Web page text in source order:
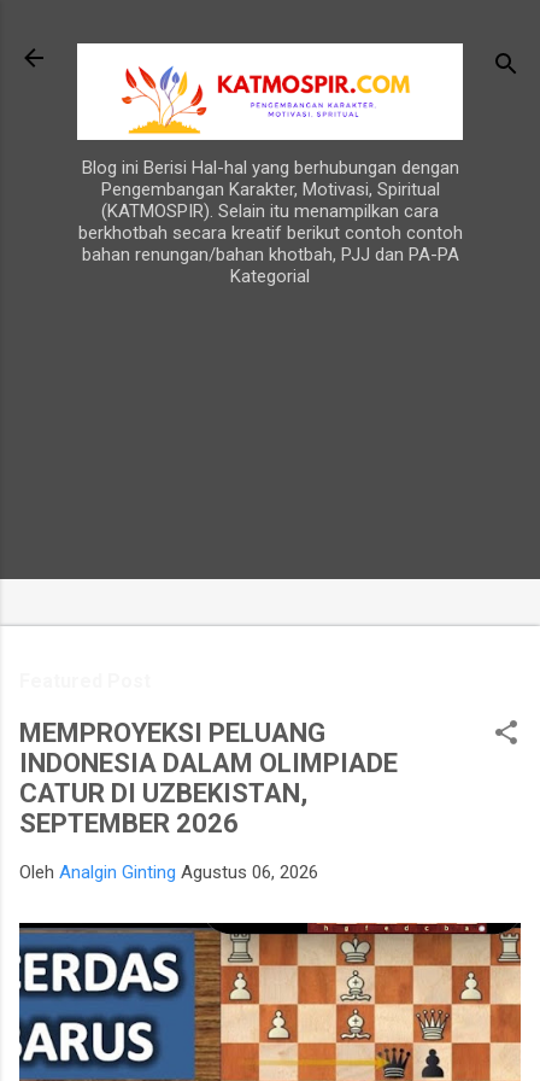
Blog ini Berisi Hal-hal yang berhubungan dengan
Pengembangan Karakter, Motivasi, Spiritual
(KATMOSPIR). Selain itu menampilkan cara
berkhotbah secara kreatif berikut contoh contoh
bahan renungan/bahan khotbah, PJJ dan PA-PA
Kategorial
MEMPROYEKSI PELUANG
INDONESIA DALAM OLIMPIADE
CATUR DI UZBEKISTAN,
SEPTEMBER 2026
Oleh Analgin Ginting Agustus 06, 2026